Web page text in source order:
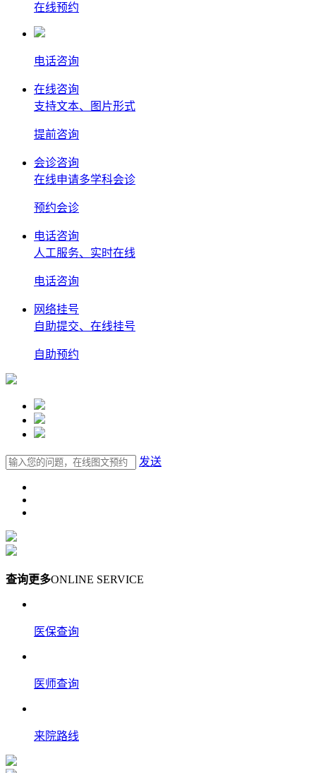
在线预约
电话咨询
在线咨询
支持文本、图片形式
提前咨询
会诊咨询
在线申请多学科会诊
预约会诊
电话咨询
人工服务、实时在线
电话咨询
网络挂号
自助提交、在线挂号
自助预约
发送
查询更多ONLINE SERVICE
医保查询
医师查询
来院路线